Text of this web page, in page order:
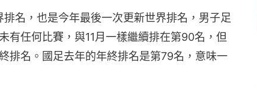
名，也是今年最後一次更新世界排名，男子足
有任何比賽，與11月一樣繼續排在第90名，但
排名。國足去年的年終排名是第79名，意味一